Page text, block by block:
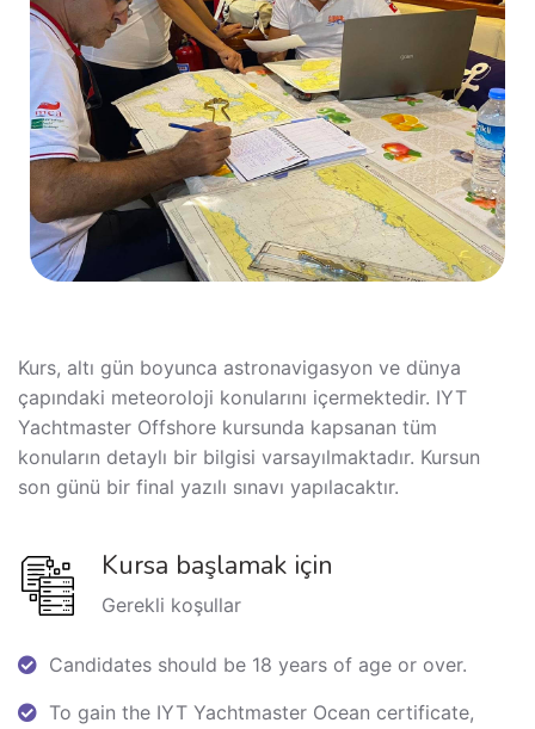
Kurs, altı gün boyunca astronavigasyon ve dünya
çapındaki meteoroloji konularını içermektedir. IYT
Yachtmaster Offshore kursunda kapsanan tüm
konuların detaylı bir bilgisi varsayılmaktadır. Kursun
son günü bir final yazılı sınavı yapılacaktır.
Kursa başlamak için
Gerekli koşullar
Candidates should be 18 years of age or over.
To gain the IYT Yachtmaster Ocean certificate,